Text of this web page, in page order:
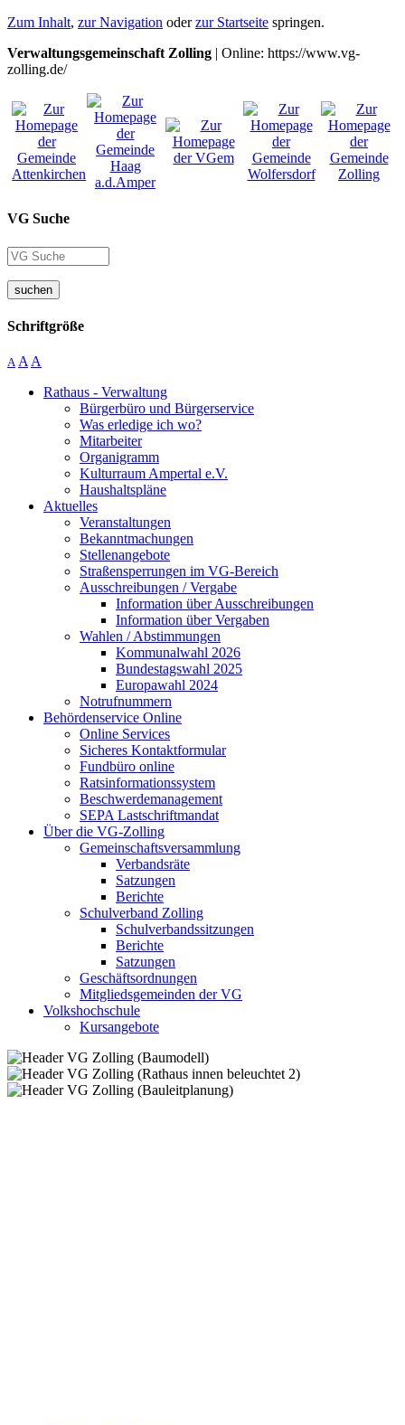
Zum Inhalt, zur Navigation oderzur Startseite springen.
Verwaltungsgemeinschaft Zolling | Online: https://www.vg-
zolling.de/
VG Suche
suchen
Schriftgröße
A A A
Rathaus - Verwaltung
Bürgerbüro und Bürgerservice
Was erledige ich wo?
Mitarbeiter
Organigramm
Kulturraum Ampertal e.V.
Haushaltspläne
Aktuelles
Veranstaltungen
Bekanntmachungen
Stellenangebote
Straßensperrungen im VG-Bereich
Ausschreibungen / Vergabe
Information über Ausschreibungen
Information über Vergaben
Wahlen / Abstimmungen
Kommunalwahl 2026
Bundestagswahl 2025
Europawahl 2024
Notrufnummern
Behördenservice Online
Online Services
Sicheres Kontaktformular
Fundbüro online
Ratsinformationssystem
Beschwerdemanagement
SEPA Lastschriftmandat
Über die VG-Zolling
Gemeinschaftsversammlung
Verbandsräte
Satzungen
Berichte
Schulverband Zolling
Schulverbandssitzungen
Berichte
Satzungen
Geschäftsordnungen
Mitgliedsgemeinden der VG
Volkshochschule
Kursangebote